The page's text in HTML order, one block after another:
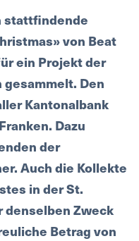
stattfindende
von Beat
ein Projekt der
Den
Kantonalbank
Dazu
der
Auch die Kollekte
in der St.
denselben Zweck
Betrag von